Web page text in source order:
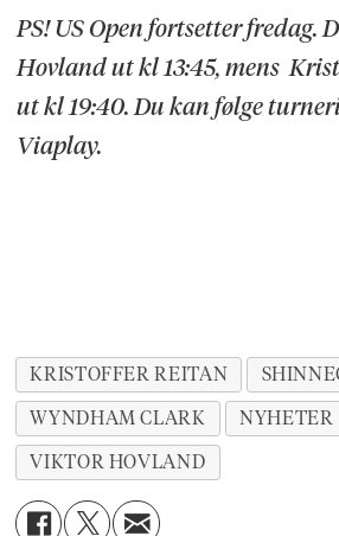
PS! US Open fortsetter fredag.
Hovland ut kl 13:45, mens
ut kl 19:40. Du kan følge
Viaplay.
KRISTOFFER REITAN
WYNDHAM CLARK
NYHETER
VIKTOR HOVLAND